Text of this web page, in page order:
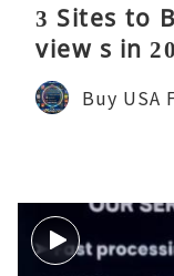
3 Sites to
view s in
Buy USA